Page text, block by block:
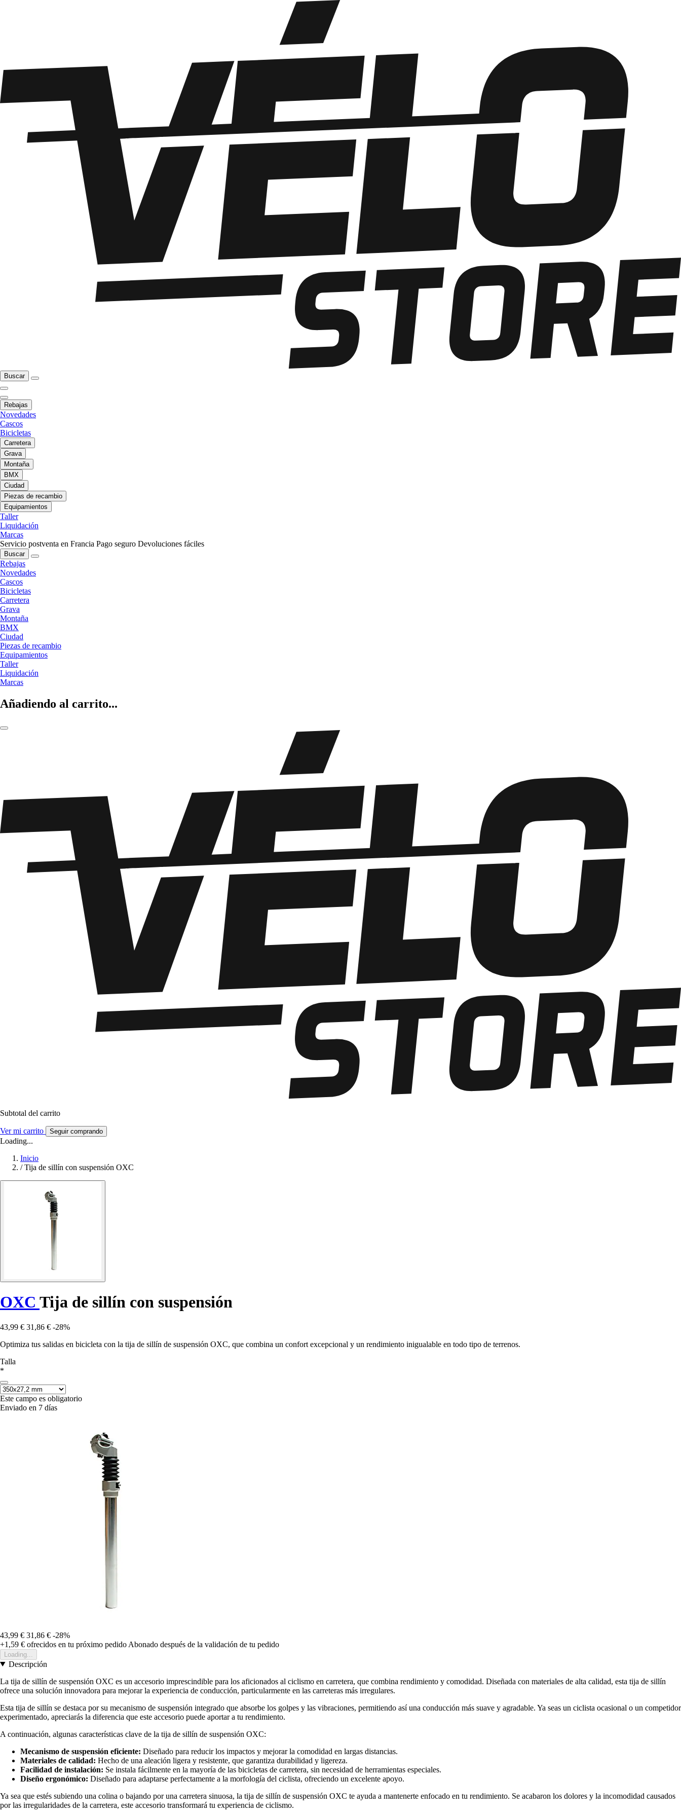
Buscar
Rebajas
Novedades
Cascos
Bicicletas
Carretera
Grava
Montaña
BMX
Ciudad
Piezas de recambio
Equipamientos
Taller
Liquidación
Marcas
Servicio postventa en Francia Pago seguro Devoluciones fáciles
Buscar
Rebajas
Novedades
Cascos
Bicicletas
Carretera
Grava
Montaña
BMX
Ciudad
Piezas de recambio
Equipamientos
Taller
Liquidación
Marcas
Añadiendo al carrito...
Subtotal del carrito
Ver mi carrito Seguir comprando
Loading...
Inicio
/ Tija de sillín con suspensión OXC
OXC Tija de sillín con suspensión
43,99 € 31,86 € -28%
Optimiza tus salidas en bicicleta con la tija de sillín de suspensión OXC, que combina un confort excepcional y un rendimiento inigualable en todo tipo de terrenos.
Talla
*
Este campo es obligatorio
Enviado en 7 días
43,99 € 31,86 € -28%
+1,59 € ofrecidos en tu próximo pedido Abonado después de la validación de tu pedido
Loading...
Descripción
La tija de sillín de suspensión OXC es un accesorio imprescindible para los aficionados al ciclismo en carretera, que combina rendimiento y comodidad. Diseñada con materiales de alta calidad, esta tija de sillín
ofrece una solución innovadora para mejorar la experiencia de conducción, particularmente en las carreteras más irregulares.
Esta tija de sillín se destaca por su mecanismo de suspensión integrado que absorbe los golpes y las vibraciones, permitiendo así una conducción más suave y agradable. Ya seas un ciclista ocasional o un competidor
experimentado, apreciarás la diferencia que este accesorio puede aportar a tu rendimiento.
A continuación, algunas características clave de la tija de sillín de suspensión OXC:
Mecanismo de suspensión eficiente: Diseñado para reducir los impactos y mejorar la comodidad en largas distancias.
Materiales de calidad: Hecho de una aleación ligera y resistente, que garantiza durabilidad y ligereza.
Facilidad de instalación: Se instala fácilmente en la mayoría de las bicicletas de carretera, sin necesidad de herramientas especiales.
Diseño ergonómico: Diseñado para adaptarse perfectamente a la morfología del ciclista, ofreciendo un excelente apoyo.
Ya sea que estés subiendo una colina o bajando por una carretera sinuosa, la tija de sillín de suspensión OXC te ayuda a mantenerte enfocado en tu rendimiento. Se acabaron los dolores y la incomodidad causados
por las irregularidades de la carretera, este accesorio transformará tu experiencia de ciclismo.